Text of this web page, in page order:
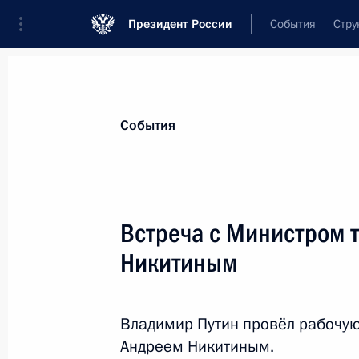
Президент России События
События
Встреча с Министром
Никитиным
Владимир Путин провёл
Андреем Никитиным.